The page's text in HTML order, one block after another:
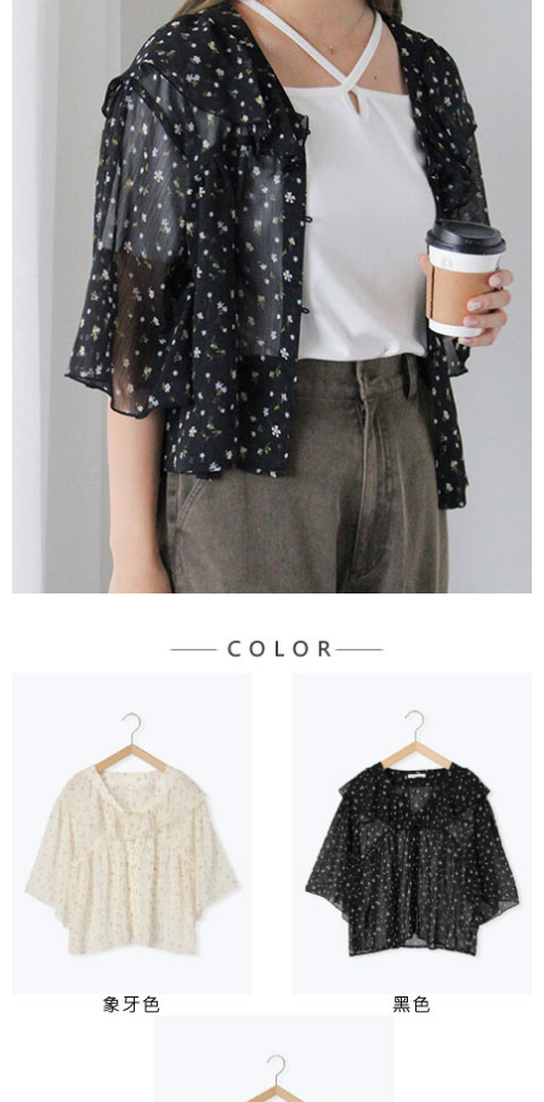
2.透過簡訊連結打開帳單後，可選擇「超商條碼／台灣大直營門市／銀行轉
帳／街口支付／iPASS MONEY」等通路繳費。
【注意事項】
1.本服務係由「台灣大哥大股份有限公司」（以下簡稱本公司）所提供，讓
用戶於交易時，得透過本服務購買商品或服務，並由商店將買賣／分期付款
買賣價金債權讓與本公司後，依約使用本公司帳單繳交帳款。
2.基於同意付款使用「大哥付你分期」之契約關係目的，商店將以您的個人
資料（包含姓名、電話或地址）提供予台灣大哥大進項蒐集、處理及利用，
由本公司與您本人進行分期帳單所需資料之確認、核對及更正。
3.完整用戶服務條款，請詳閱以下連結：https://oppay.tw/userRule
１．於結帳方式選擇「AFTEE先享後付」後，將跳轉至「AFTEE先享後付」
結帳頁面，進行簡訊認證並確認金額後，即可完成結帳。
２．訂單成立數日內，您將收到繳費通知簡訊。
３．收到繳費通知簡訊後14天內，點擊此簡訊中的連結，可透過四大超商／
ATM／網路銀行／等多元方式進行付款，方視為交易完成。
※ 請注意：結帳手續完成當下不需立刻繳費，但若您需要取消訂單，請聯絡
購買商品的店家。未經商家同意取消之訂單仍視為有效，需透過AFTEE先享
後付繳納相關費用。
※ 交易是否成功請以「AFTEE先享後付 」之結帳頁面顯示為準，若有關於
是否繳費成功／繳費後需取消欲退款等相關疑問，請聯繫「AFTEE先享後付
客戶支援中心」https://netprotections.freshdesk.com/support/home
【注意事項】
１．透過由恩沛科技股份有限公司提供之「AFTEE先享後付」服務完成之交
易，需依本服務之必要範圍內提供個人資料，並將交易相關給付款項請求債
權轉讓予恩沛科技股份有限公司。
２．關於個人資料處理事宜，請瀏覽以下網址：
https://aftee.tw/terms/#terms3
３．未成年的使用者請事先徵得法定代理人或監護人之同意方可使用
「AFTEE先享後付」，若未經同意申辦者引起之損失，本公司不負相關責
４．使用「AFTEE先享後付」時，將依據個別帳號之用戶狀況，依本公司即
時審查核予不同之上限額度；若仍有額度不足之情形，本公司將視審查結果
請求用戶進行身份認證。
５．嚴禁一人註冊多個帳號或使用他人資訊註冊。若發現惡意使用之情形，
恩沛科技股份有限公司將有權停止該用戶之使用額度並採取法律行動。
每筆NT$60，滿NT$388(含以上)免運費
萊爾富取貨付款
每筆NT$60，滿NT$888(含以上)免運費
萊爾富純取貨
每筆NT$60，滿NT$888(含以上)免運費
7-11取貨付款
每筆NT$60，滿NT$888(含以上)免運費
7-11純取貨
每筆NT$60，滿NT$888(含以上)免運費
每筆NT$90，滿NT$888(含以上)免運費